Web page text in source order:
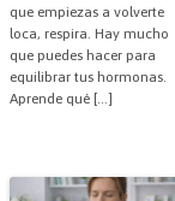
que empiezas a volverte
loca, respira. Hay mucho
que puedes hacer para
equilibrar tus hormonas.
Aprende qué […]